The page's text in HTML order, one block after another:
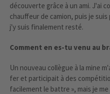
découverte grâce à un ami. J'ai
chauffeur de camion, puis je
j'y suis finalement resté.
Comment en es-tu venu au
Un nouveau collègue à la mine
fer et participait à des
facilement le battre », mais je